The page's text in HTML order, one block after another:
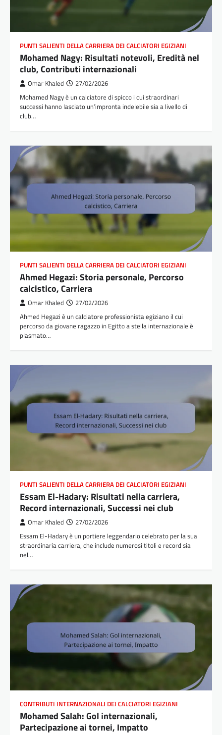
PUNTI SALIENTI DELLA CARRIERA DEI CALCIATORI EGIZIANI
Mohamed Nagy: Risultati notevoli, Eredità nel
club, Contributi internazionali
Omar Khaled 27/02/2026
Mohamed Nagy è un calciatore di spicco i cui straordinari
successi hanno lasciato un’impronta indelebile sia a livello di
club…
PUNTI SALIENTI DELLA CARRIERA DEI CALCIATORI EGIZIANI
Ahmed Hegazi: Storia personale, Percorso
calcistico, Carriera
Omar Khaled 27/02/2026
Ahmed Hegazi è un calciatore professionista egiziano il cui
percorso da giovane ragazzo in Egitto a stella internazionale è
plasmato…
PUNTI SALIENTI DELLA CARRIERA DEI CALCIATORI EGIZIANI
Essam El-Hadary: Risultati nella carriera,
Record internazionali, Successi nei club
Omar Khaled 27/02/2026
Essam El-Hadary è un portiere leggendario celebrato per la sua
straordinaria carriera, che include numerosi titoli e record sia
nel…
CONTRIBUTI INTERNAZIONALI DEI CALCIATORI EGIZIANI
Mohamed Salah: Gol internazionali,
Partecipazione ai tornei, Impatto